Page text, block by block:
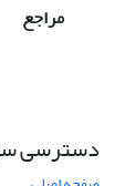
مراجع
دسترسی